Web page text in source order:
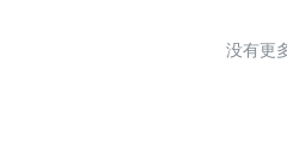
没有更